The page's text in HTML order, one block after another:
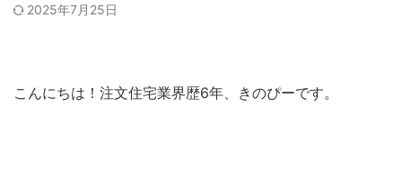
2025年7月25日
こんにちは！注文住宅業界歴6年、きのぴーです。